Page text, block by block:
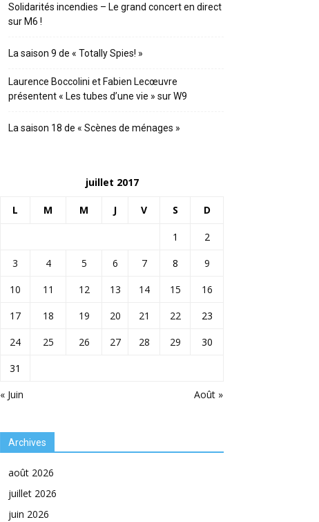
Solidarités incendies – Le grand concert en direct
sur M6 !
La saison 9 de « Totally Spies! »
Laurence Boccolini et Fabien Lecœuvre
présentent « Les tubes d’une vie » sur W9
La saison 18 de « Scènes de ménages »
juillet 2017
L M M J V S D
« Juin Août »
1
2
3
4 5 6 7 8
9
10
11 12 13 14 15
16
17
18 19 20 21 22
23
24
25 26 27 28 29
30
31
Archives
août 2026
juillet 2026
juin 2026